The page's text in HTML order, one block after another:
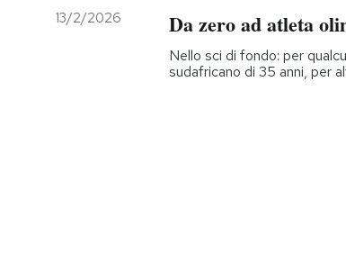
Entra
13/2/2026 Da zero ad atleta
Nello sci di fondo: per
sudafricano di 35 anni, per